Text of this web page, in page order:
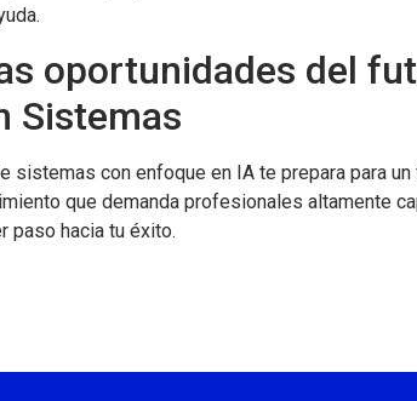
oportunidades del
Sistemas
sistemas con enfoque en IA te prepara para
que demanda profesionales altamente
paso hacia tu éxito.